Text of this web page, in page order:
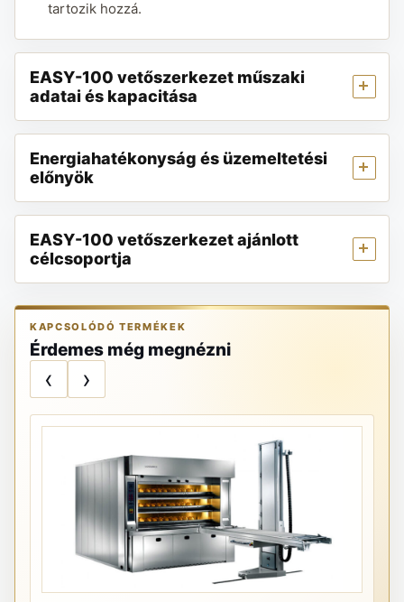
tartozik hozzá.
EASY-100 vetőszerkezet műszaki
adatai és kapacitása
Energiahatékonyság és üzemeltetési
előnyök
EASY-100 vetőszerkezet ajánlott
célcsoportja
KAPCSOLÓDÓ TERMÉKEK
Érdemes még megnézni
‹ ›